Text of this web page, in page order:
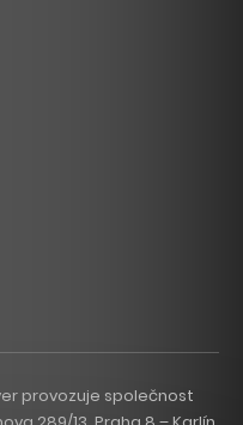
provozuje společnost